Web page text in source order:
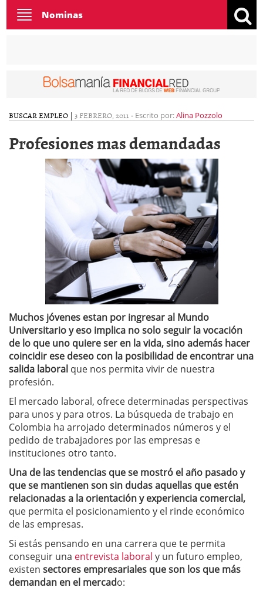
Toggle
navigation
Nominas
BUSCAR EMPLEO | 3 FEBRERO, 2011 - Escrito por:Alina Pozzolo
Profesiones mas demandadas
Muchos jóvenes estan por ingresar al Mundo
Universitario y eso implica no solo seguir la vocación
de lo que uno quiere ser en la vida, sino además hacer
coincidir ese deseo con la posibilidad de encontrar una
salida laboral que nos permita vivir de nuestra
profesión.
El mercado laboral, ofrece determinadas perspectivas
para unos y para otros. La búsqueda de trabajo en
Colombia ha arrojado determinados números y el
pedido de trabajadores por las empresas e
instituciones otro tanto.
Una de las tendencias que se mostró el año pasado y
que se mantienen son sin dudas aquellas que estén
relacionadas a la orientación y experiencia comercial,
que permita el posicionamiento y el rinde económico
de las empresas.
Si estás pensando en una carrera que te permita
conseguir una entrevista laboral y un futuro empleo,
existen sectores empresariales que son los que más
demandan en el mercado: